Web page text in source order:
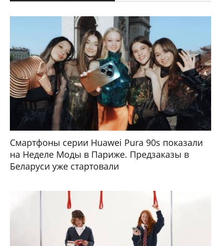
Смартфоны серии Huawei Pura 90s показали
на Неделе Моды в Париже. Предзаказы в
Беларуси уже стартовали